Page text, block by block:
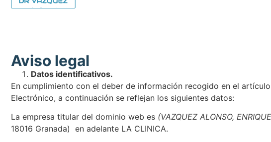
Aviso legal
Datos identificativos.
En cumplimiento con el deber de información recogido en el
Electrónico, a continuación se reflejan los siguientes datos:
La empresa titular del dominio web es (VAZQUEZ ALONSO, ENRIQUE
18016 Granada) en adelante LA CLINICA.